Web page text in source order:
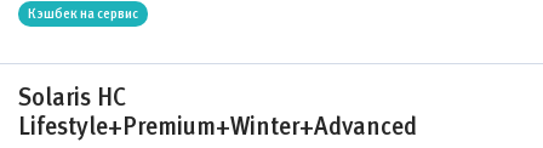
Кэшбек на сервис
Solaris HC
Lifestyle+Premium+Winter+Advanced